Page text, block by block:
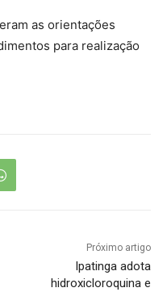
as orientações
para realização
Próximo artigo
Ipatinga adota
hidroxicloroquina e